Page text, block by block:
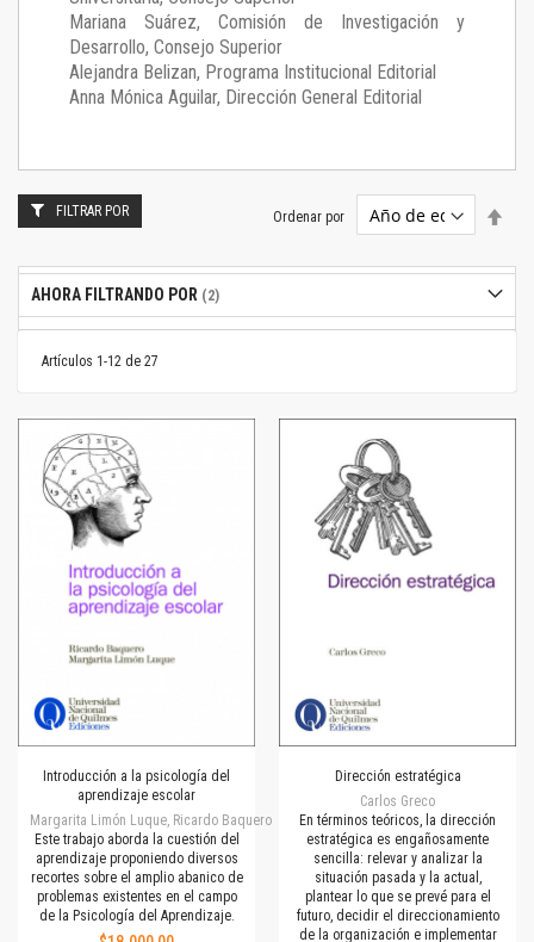
Mariana Suárez, Comisión de Investigación y
Desarrollo, Consejo Superior
Alejandra Belizan, Programa Institucional Editorial
Anna Mónica Aguilar, Dirección General Editorial
Artículos 1-12 de 27
Ordenar por
Introducción a la psicología del
aprendizaje escolar
Margarita Limón Luque, Ricardo Baquero
Este trabajo aborda la cuestión del
aprendizaje proponiendo diversos
recortes sobre el amplio abanico de
problemas existentes en el campo
de la Psicología del Aprendizaje.
Dirección estratégica
Carlos Greco
En términos teóricos, la dirección
estratégica es engañosamente
sencilla: relevar y analizar la
situación pasada y la actual,
plantear lo que se prevé para el
futuro, decidir el direccionamiento
de la organización e implementar
FILTRAR POR
AHORA FILTRANDO POR